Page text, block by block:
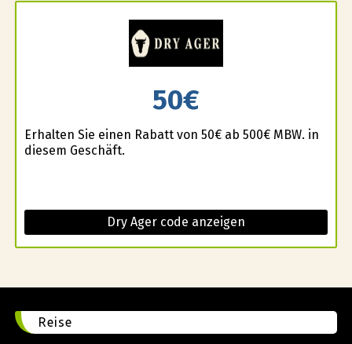
50€
Erhalten Sie einen Rabatt von 50€ ab 500€ MBW. in
diesem Geschäft.
Dry Ager code anzeigen
Reise